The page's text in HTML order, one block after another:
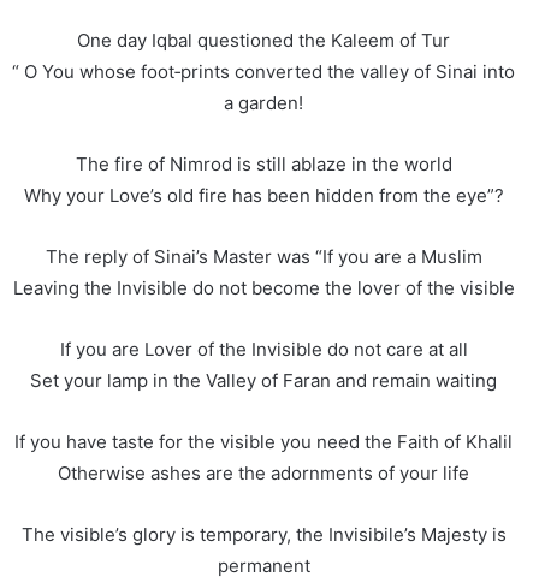
One day Iqbal questioned the Kaleem of Tur
“ O You whose foot‐prints converted the valley of Sinai into
a garden!
The fire of Nimrod is still ablaze in the world
Why your Love’s old fire has been hidden from the eye”?
The reply of Sinai’s Master was “If you are a Muslim
Leaving the Invisible do not become the lover of the visible
If you are Lover of the Invisible do not care at all
Set your lamp in the Valley of Faran and remain waiting
If you have taste for the visible you need the Faith of Khalil
Otherwise ashes are the adornments of your life
The visible’s glory is temporary, the Invisibile’s Majesty is
permanent